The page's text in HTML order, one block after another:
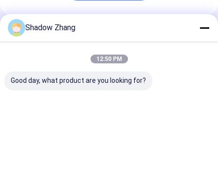
প্রস্তাবিত পণ্য
Shadow Zhang
12:50 PM
Good day, what product are you looking for?